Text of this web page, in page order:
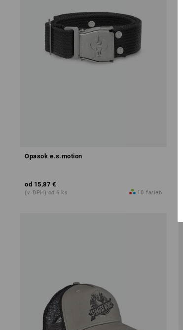
Opasok e.s.motion
od 15,87 €
(v. DPH) od 6 ks 10 farieb